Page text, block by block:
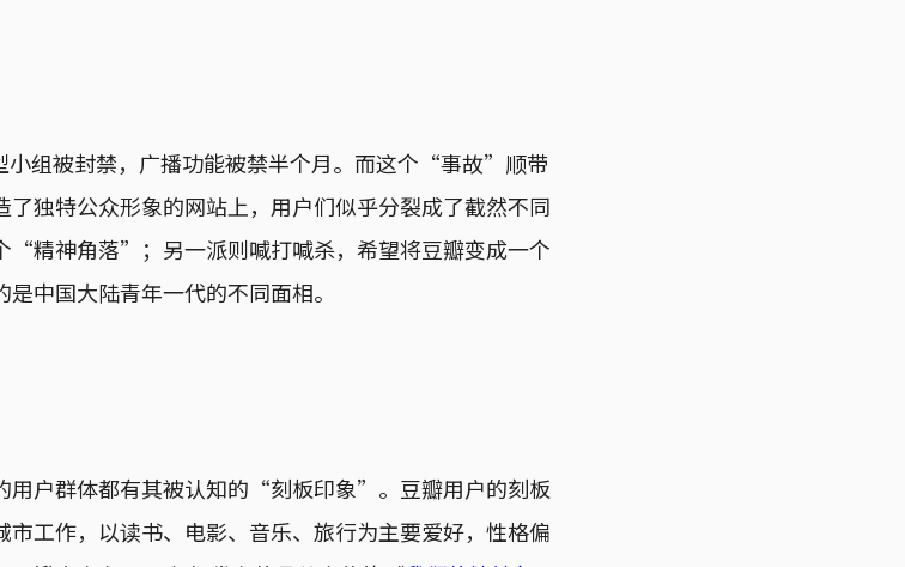
小组被封禁，广播功能被禁半个月。而这个“事故”顺带
独特公众形象的网站上，用户们似乎分裂成了截然不同
“精神角落”；另一派则喊打喊杀，希望将豆瓣变成一个
中国大陆青年一代的不同面相。
用户群体都有其被认知的“刻板印象”。豆瓣用户的刻板
工作，以读书、电影、音乐、旅行为主要爱好，性格偏